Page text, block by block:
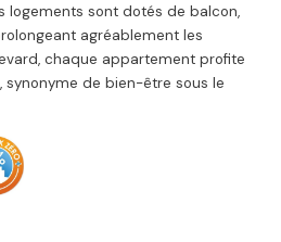
logements sont dotés de balcon,
agréablement les
chaque appartement profite
synonyme de bien-être sous le